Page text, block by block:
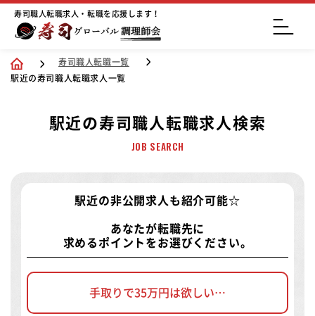
寿司職人転職求人・転職を応援します！
寿司職人転職一覧
駅近の寿司職人転職求人一覧
駅近の寿司職人転職求人検索
JOB SEARCH
駅近の非公開求人 も紹介可能☆
あなたが転職先に
求めるポイントをお選びください。
手取りで35万円は欲しい…